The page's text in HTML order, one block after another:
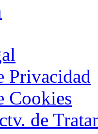
Privacidad
Cookies
de